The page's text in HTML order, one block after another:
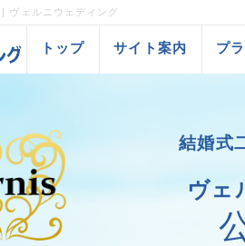
ヴェルニウェディング
トップ サイト案内 プ
結婚式
ヴェ